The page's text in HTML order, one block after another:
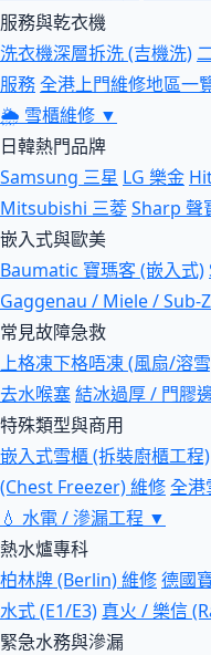
服務與乾衣機
洗衣機深層拆洗 (吉機洗)
服務全港上門維修地區一
🌦 雪櫃維修 ▼
日韓熱門品牌
Samsung 三星 LG 樂金
Mitsubishi 三菱Sharp 聲
嵌入式與歐美
Baumatic 寶瑪客 (嵌入式)
Gaggenau / Miele / Sub-
常見故障急救
上格凍下格唔凍 (風扇/溶
去水喉塞結冰過厚 / 門膠
特殊類型與商用
嵌入式雪櫃 (拆裝廚櫃工程)
(Chest Freezer) 維修全港
💧 水電 / 滲漏工程 ▼
熱水爐專科
柏林牌 (Berlin) 維修德國
水式 (E1/E3) 真火 / 樂信
緊急水務與滲漏